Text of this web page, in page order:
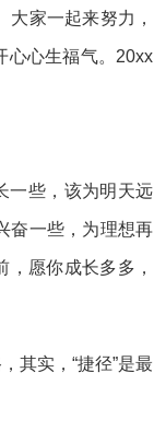
家一起来努力，
心心生福气。20xx
一些，该为明天远
奋一些，为理想再
愿你成长多多，
其实，“捷径”是最